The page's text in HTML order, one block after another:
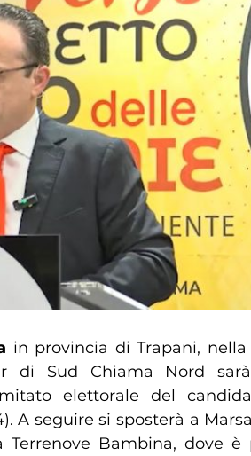
in provincia di Trapani,
di Sud Chiama Nord
elettorale del
A seguire si sposterà a
Terrenove Bambina, dove è